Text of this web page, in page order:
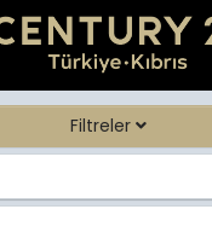
Filtreler